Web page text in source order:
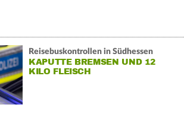
Reisebuskontrollen in Südhessen
KAPUTTE BREMSEN UND 12
KILO FLEISCH